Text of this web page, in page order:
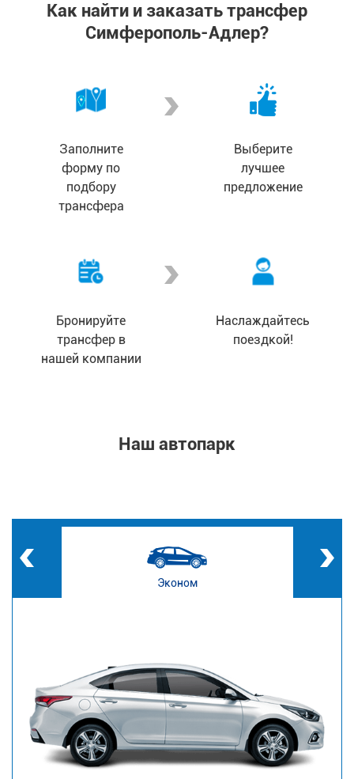
Как найти и заказать трансфер
Симферополь-Адлер?
Заполните
форму по
подбору
трансфера
Выберите
лучшее
предложение
Бронируйте
трансфер в
нашей компании
Наслаждайтесь
поездкой!
Наш автопарк
Эконом